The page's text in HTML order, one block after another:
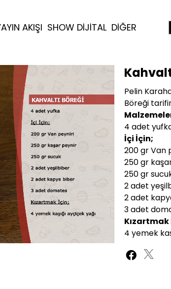
AKIŞI SHOW DİJİTAL DİĞER
1080P
Oynatma
Hızı
Pelin
Böreği
4 adet
İçi İçin;
200 gr Van
250 gr
250 gr
2 adet
2 adet
3 adet
Kızartmak
4 yemek